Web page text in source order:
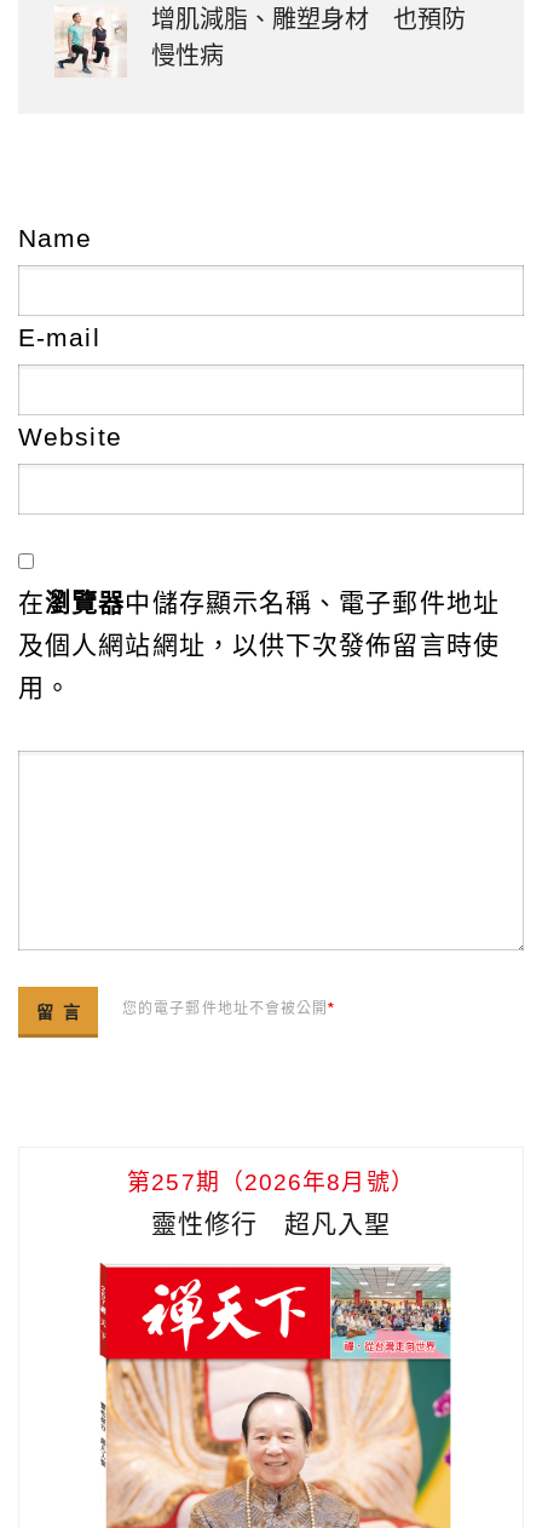
增肌減脂、雕塑身材 也預防
慢性病
Name
E-mail
Website
在瀏覽器中儲存顯示名稱、電子郵件地址
及個人網站網址，以供下次發佈留言時使
用。
您的電子郵件地址不會被公開*
第257期（2026年8月號）
靈性修行 超凡入聖